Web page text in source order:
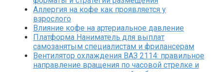
Аллергия на кофе как проявляется у
взрослого
Влияние кофе на артериальное давление
Платформа Наниматель для выплат
самозанятым специалистам и фрилансерам
Вентилятор охлаждения ВАЗ 2114: правильное
направление вращения по часовой стрелке и